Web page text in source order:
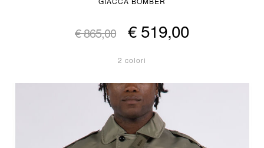
€ 865,00 € 519,00
2 colori